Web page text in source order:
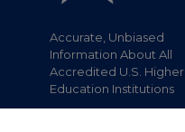
Accurate, Unbiased
Information About All
Accredited U.S. Higher
Education Institutions